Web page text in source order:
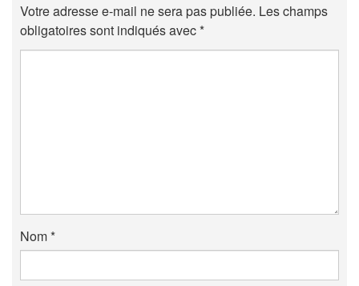
Votre adresse e-mail ne sera pas publiée. Les champs
obligatoires sont indiqués avec*
Nom*